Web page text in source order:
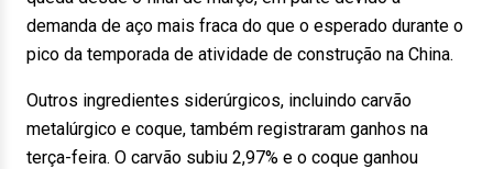
demanda de aço mais fraca do que o esperado durante o
pico da temporada de atividade de construção na China.
Outros ingredientes siderúrgicos, incluindo carvão
metalúrgico e coque, também registraram ganhos na
terça-feira. O carvão subiu 2,97% e o coque ganhou